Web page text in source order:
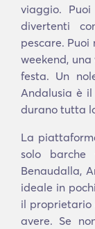
viaggio.
divertenti
pescare.
weekend,
festa. Un
Andalusia è
durano tutta
La
solo
Benaudalla,
ideale in
il proprietario
avere. Se